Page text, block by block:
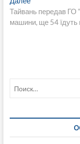
запись:
Тайвань передав ГО
машини, ще 54 їдуть